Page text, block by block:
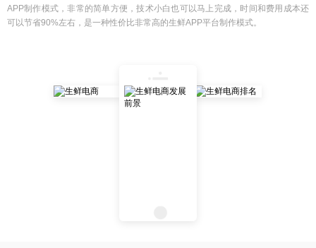
APP制作模式，非常的简单方便，技术小白也可以马上完成，时间和费用成本还
可以节省90%左右，是一种性价比非常高的生鲜APP平台制作模式。